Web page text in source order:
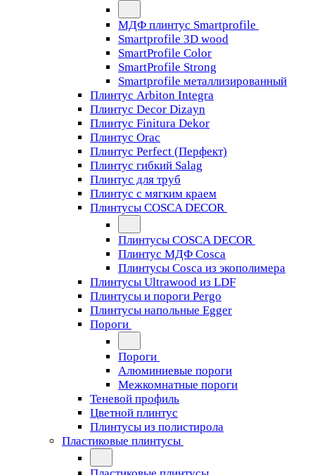
МДФ плинтус Smartprofile
Smartprofile 3D wood
SmartProfile Color
SmartProfile Strong
Smartprofile металлизированный
Плинтус Arbiton Integra
Плинтус Decor Dizayn
Плинтус Finitura Dekor
Плинтус Orac
Плинтус Perfect (Перфект)
Плинтус гибкий Salag
Плинтус для труб
Плинтус с мягким краем
Плинтусы COSCA DECOR
Плинтусы COSCA DECOR
Плинтус МДФ Cosca
Плинтусы Cosca из экополимера
Плинтусы Ultrawood из LDF
Плинтусы и пороги Pergo
Плинтусы напольные Egger
Пороги
Пороги
Алюминиевые пороги
Межкомнатные пороги
Теневой профиль
Цветной плинтус
Плинтусы из полистирола
Пластиковые плинтусы